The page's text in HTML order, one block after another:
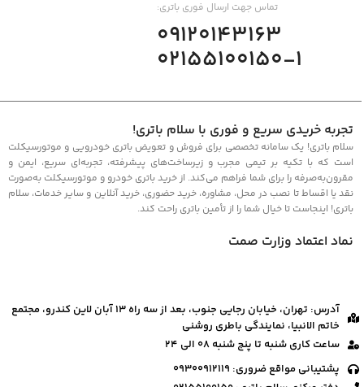
تماس جهت ارسال فوری باتری:
09120143163
02155100150-1
تجربه خریدی سریع و فوری با سلام باتری!
سلام باتری! یک سامانه تخصصی برای فروش و تعویض باتری خودرویی و موتورسیکلت
است که با تکیه بر تیمی مجرب و زیرساخت‌های پیشرفته، تجربه‌ای سریع، ایمن و
مقرون‌به‌صرفه را برای شما فراهم می‌کند. از خرید باتری خودرو و موتورسیکلت به‌صورت
نقد یا اقساط تا نصب در محل، مشاوره، خرید حضوری، خرید آنلاین و سایر خدمات، سلام
باتری! اینجاست تا خیال شما را از تأمین باتری راحت کند.
نماد اعتماد وزارت صمت
آدرس: تهران، خیابان رجایی جنوب، بعد از سه راه ۱۳ آبان لاین کندرو، مجتمع
خاتم الانبیا، نمایندگی باطری روشنی
ساعت کاری شنبه تا پنج شنبه 08 الی 24
پشتیبانی مواقع ضروری: 09300912119